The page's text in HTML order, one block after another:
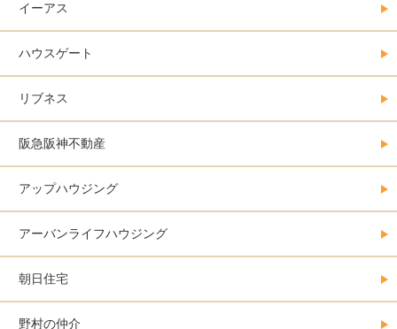
イーアス
ハウスゲート
リブネス
阪急阪神不動産
アップハウジング
アーバンライフハウジング
朝日住宅
野村の仲介